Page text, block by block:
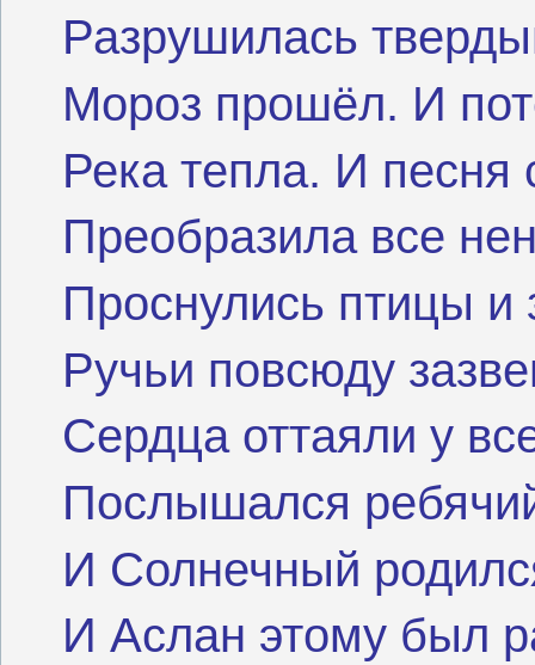
Разрушилась
Мороз прошёл. И
Река тепла. И песня
Преобразила все
Проснулись птицы и
Ручьи повсюду
Сердца оттаяли у
Послышался
И Солнечный
И Аслан этому был